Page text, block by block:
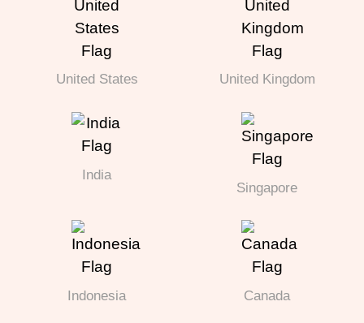
United States United Kingdom
India
Singapore
Indonesia Canada